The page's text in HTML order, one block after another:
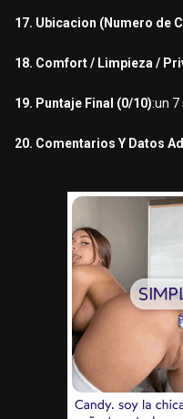
17. Ubicacion (Numero de
18. Comfort / Limpieza /
19. Puntaje Final (0/10):un 7
20. Comentarios Y Datos